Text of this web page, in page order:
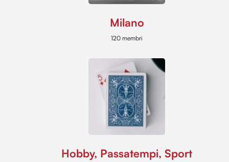
Milano
120 membri
Hobby, Passatempi, Sport